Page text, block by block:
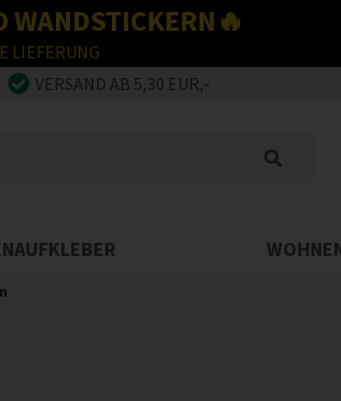
WANDSTICKERN🔥
LIEFERUNG
VERSAND AB 5,30 EUR,-